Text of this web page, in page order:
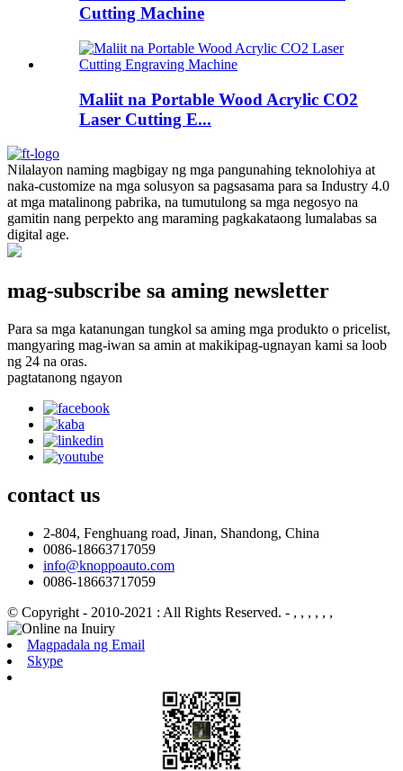
Cutting Machine
Maliit na Portable Wood Acrylic CO2
Laser Cutting E...
Nilalayon naming magbigay ng mga pangunahing teknolohiya at
naka-customize na mga solusyon sa pagsasama para sa Industry 4.0
at mga matalinong pabrika, na tumutulong sa mga negosyo na
gamitin nang perpekto ang maraming pagkakataong lumalabas sa
digital age.
mag-subscribe sa aming newsletter
Para sa mga katanungan tungkol sa aming mga produkto o pricelist,
mangyaring mag-iwan sa amin at makikipag-ugnayan kami sa loob
ng 24 na oras.
pagtatanong ngayon
contact us
2-804, Fenghuang road, Jinan, Shandong, China
0086-18663717059
info@knoppoauto.com
0086-18663717059
© Copyright - 2010-2021 : All Rights Reserved. - , , , , , ,
Magpadala ng Email
Skype